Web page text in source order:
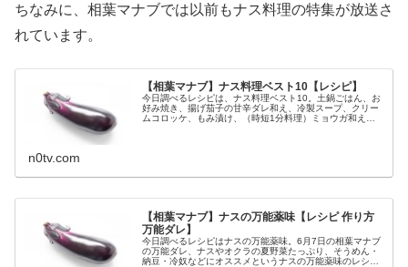
ちなみに、相葉マナブでは以前もナス料理の特集が放送さ
れています。
【相葉マナブ】ナス料理ベスト10【レシピ】
今日調べるレシピは、ナス料理ベスト10。土鍋ごはん、お
好み焼き、揚げ茄子の甘辛ダレ和え、冷製スープ、クリー
ムコロッケ、もみ漬け、（時短1分料理）ミョウガ和え、
n0tv.com
【相葉マナブ】ナスの万能薬味【レシピ 作り方
万能ダレ】
今日調べるレシピはナスの万能薬味。6月7日の相葉マナブ
の万能ダレ、ナスやオクラの夏野菜たっぷり、そうめん・
納豆・冷奴などにオススメというナスの万能薬味のレシピ